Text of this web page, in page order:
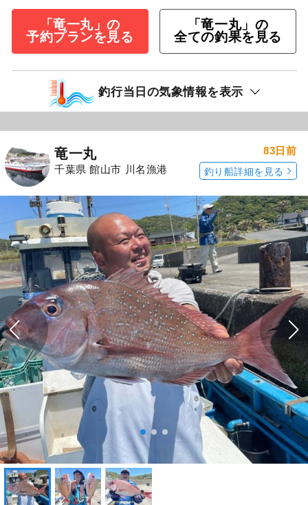
「竜一丸」の
予約プランを見る
「竜一丸」の
全ての釣果を見る
釣行当日の気象情報を表示
竜一丸
千葉県 館山市 川名漁港
83日前
釣り船詳細を見る